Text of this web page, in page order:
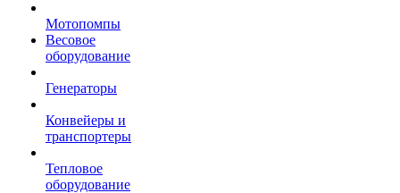
Мотопомпы
Весовое
оборудование
Генераторы
Конвейеры и
транспортеры
Тепловое
оборудование